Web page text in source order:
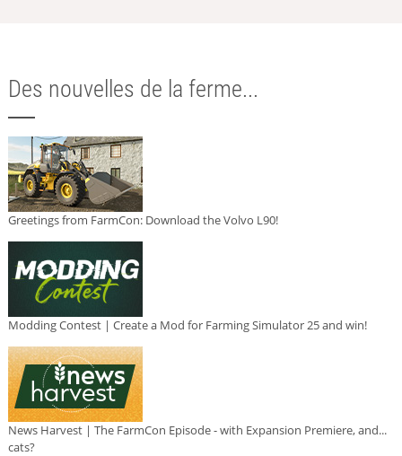
Des nouvelles de la ferme...
Greetings from FarmCon: Download the Volvo L90!
Modding Contest | Create a Mod for Farming Simulator 25 and win!
News Harvest | The FarmCon Episode - with Expansion Premiere, and...
cats?